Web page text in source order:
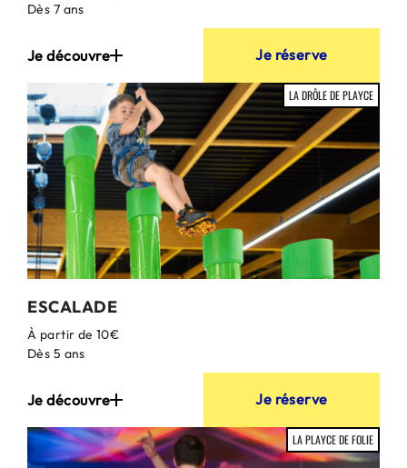
Dès 7 ans
Je découvre Je réserve
LA DRÔLE DE PLAYCE
ESCALADE
À partir de 10€
Dès 5 ans
Je découvre Je réserve
LA PLAYCE DE FOLIE